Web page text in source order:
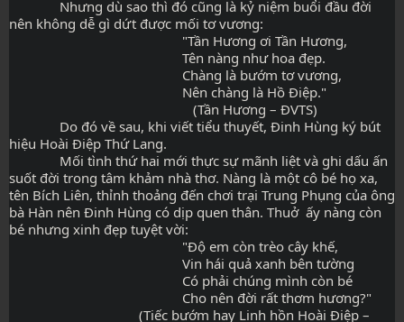
nên không dễ gì dứt được mối tơ vương:
                                                "Tần Hương ơi Tần Hương,
                                                Tên nàng như hoa đẹp.
                                                Chàng là bướm tơ vương,
                                                Nên chàng là Hồ Điệp."
                                                   (Tần Hương – ĐVTS)
hiệu Hoài Điệp Thứ Lang.
suốt đời trong tâm khảm nhà thơ. Nàng là một cô bé họ xa,
tên Bích Liên, thỉnh thoảng đến chơi trại Trung Phụng của ông
bà Hàn nên Đinh Hùng có dịp quen thân. Thuở  ấy nàng còn
bé nhưng xinh đẹp tuyệt vời:
                                                "Độ em còn trèo cây khế,
                                                Vin hái quả xanh bên tường
                                                Có phải chúng mình còn bé
                                                Cho nên đời rất thơm hương?"